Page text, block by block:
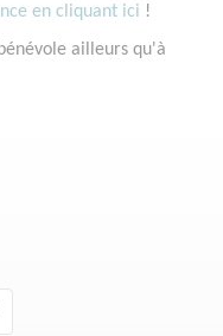
en cliquant ici !
ailleurs qu'à